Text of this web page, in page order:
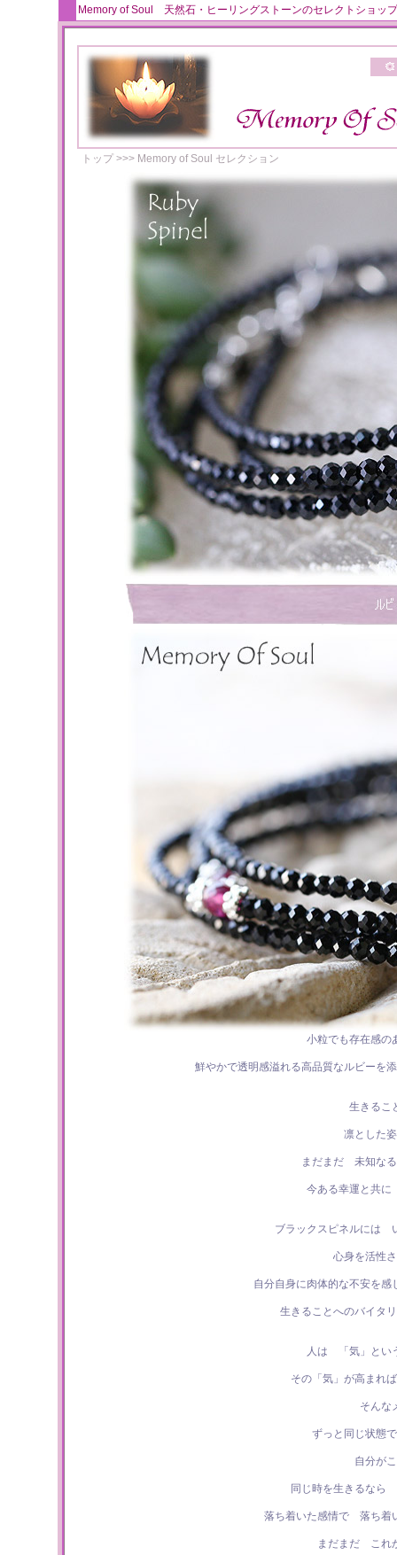
Memory of Soul 天然石・ヒーリングストーンのセレクトショッ
トップ>>> Memory of Soul セレクション
小粒でも存在感の
鮮やかで透明感溢れる高品質なルビーを
生きるこ
凛とした
まだまだ 未知な
今ある幸運と共
ブラックスピネルには
心身を活性
自分自身に肉体的な不安を
生きることへのバイタ
人は 「気」とい
その「気」が高まれ
そんな
ずっと同じ状態
自分が
同じ時を生きるな
落ち着いた感情で 落ち
まだまだ これ